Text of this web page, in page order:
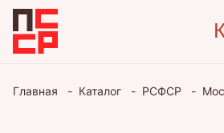
Главная Каталог РСФСР